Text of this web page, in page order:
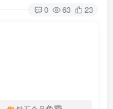
0 63 23